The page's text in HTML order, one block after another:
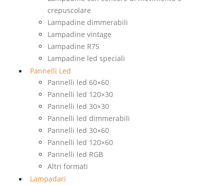
crepuscolare
Lampadine dimmerabili
Lampadine vintage
Lampadine R7S
Lampadine led speciali
Pannelli Led
Pannelli led 60×60
Pannelli led 120×30
Pannelli led 30×30
Pannelli led dimmerabili
Pannelli led 30×60
Pannelli led 120×60
Pannelli led RGB
Altri formati
Lampadari